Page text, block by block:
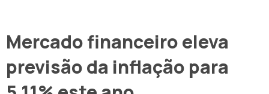
Mercado financeiro eleva
previsão da inflação para